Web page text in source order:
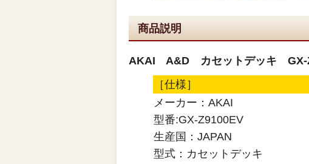
商品説明
AKAI A&D カセットデッキ GX-
［仕様］
メーカー：AKAI
型番:GX-Z9100EV
生産国：JAPAN
型式：カセットデッキ